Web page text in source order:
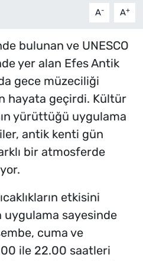
A- A+
bulunan ve UNESCO
yer alan Efes Antik
gece müzeciliği
hayata geçirdi. Kültür
yürüttüğü uygulama
antik kenti gün
bir atmosferde
etkisini
uygulama sayesinde
cuma ve
ile 22.00 saatleri